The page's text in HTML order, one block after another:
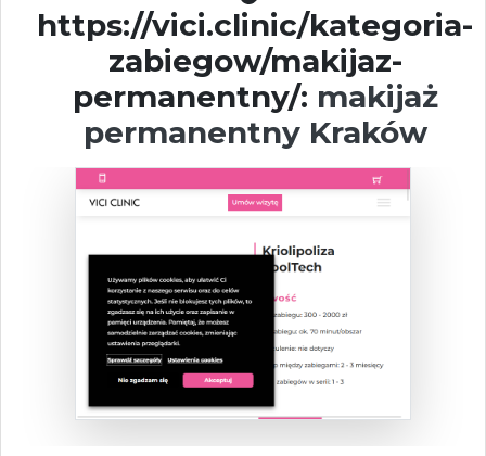
https://vici.clinic/kategoria-
zabiegow/makijaz-
permanentny/: makijaż
permanentny Kraków